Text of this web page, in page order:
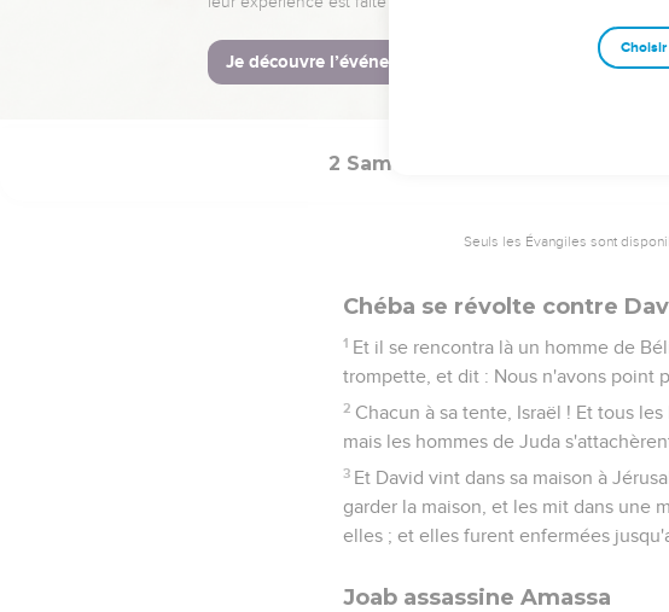
Et les hommes d'Israël répondirent
plus que toi ; et pourquoi m'as-tu
Et la parole des hommes de Juda fut
2 Samuel
Seuls les Évangiles sont
Chéba se révolte contre
1 Et il se rencontra là un homme de
trompette, et dit : Nous n'avons point
2 Chacun à sa tente, Israël ! Et tous
mais les hommes de Juda
3 Et David vint dans sa maison à
garder la maison, et les mit dans une
elles ; et elles furent enfermées
Joab assassine Amassa